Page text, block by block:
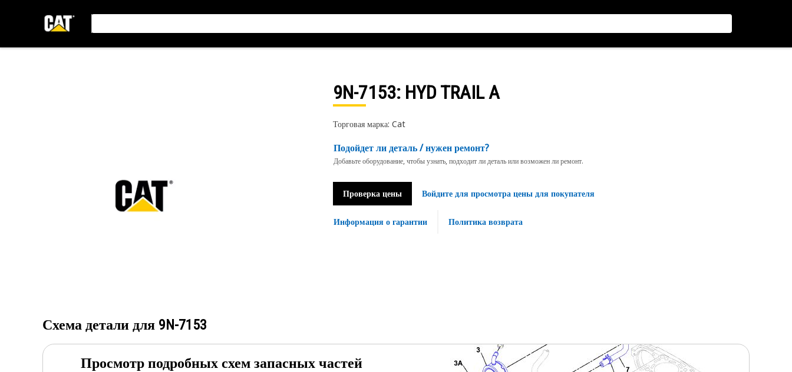
9N-7153: HYD TRAIL A
Торговая марка: Cat
Подойдет ли деталь / нужен ремонт?
Добавьте оборудование, чтобы узнать, подходит ли деталь или возможен ли ремонт.
Проверка цены Войдите для просмотра цены для покупателя
Информация о гарантии Политика возврата
Схема детали для 9N-7153
Просмотр подробных схем запасных частей